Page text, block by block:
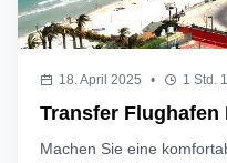
18. April 2025 • 1 Std.
Transfer Flughafen
Machen Sie eine